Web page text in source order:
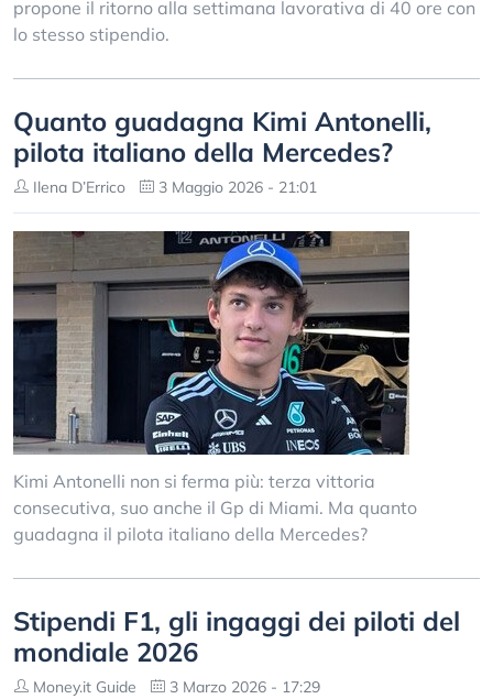
propone il ritorno alla settimana lavorativa di 40 ore con
lo stesso stipendio.
Quanto guadagna Kimi Antonelli,
pilota italiano della Mercedes?
Ilena D’Errico 3 Maggio 2026 - 21:01
Kimi Antonelli non si ferma più: terza vittoria
consecutiva, suo anche il Gp di Miami. Ma quanto
guadagna il pilota italiano della Mercedes?
Stipendi F1, gli ingaggi dei piloti del
mondiale 2026
Money.it Guide 3 Marzo 2026 - 17:29